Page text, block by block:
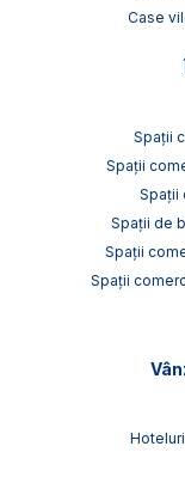
Case
Spații
Spații
Spații
Spații de
Spații
Spații